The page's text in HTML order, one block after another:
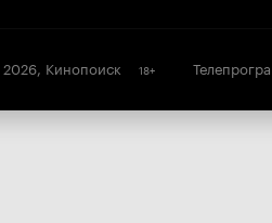
2026, Кинопоиск 18+